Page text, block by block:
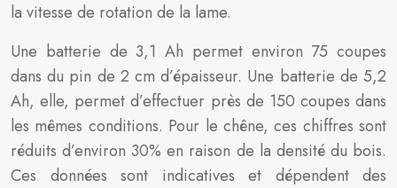
la vitesse de rotation de la lame.
Une batterie de 3,1 Ah permet environ 75 coupes
dans du pin de 2 cm d’épaisseur. Une batterie de 5,2
Ah, elle, permet d’effectuer près de 150 coupes dans
les mêmes conditions. Pour le chêne, ces chiffres sont
réduits d’environ 30% en raison de la densité du bois.
Ces données sont indicatives et dépendent des